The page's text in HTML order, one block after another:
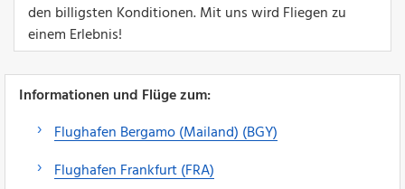
den billigsten Konditionen. Mit uns wird Fliegen zu
einem Erlebnis!
Informationen und Flüge zum:
Flughafen Bergamo (Mailand) (BGY)
Flughafen Frankfurt (FRA)